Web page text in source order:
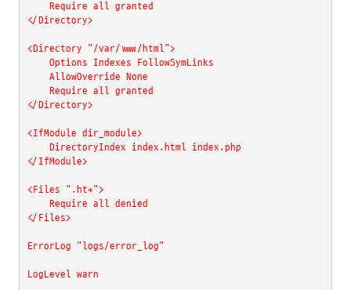
    Require all granted
</Directory>
<Directory "/var/www/html">
    Options Indexes FollowSymLinks
    AllowOverride None
    Require all granted
</Directory>
<IfModule dir_module>
    DirectoryIndex index.html index.php
</IfModule>
<Files ".ht*">
    Require all denied
</Files>
ErrorLog "logs/error_log"
LogLevel warn